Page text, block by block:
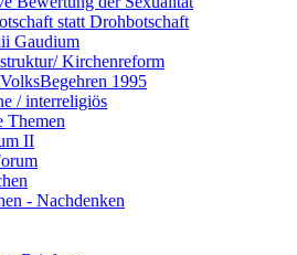
statt Drohbotschaft
Gaudium
Kirchenreform
1995
/ interreligiös
Themen
II
- Nachdenken